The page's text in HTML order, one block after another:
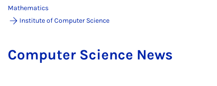
Mathematics
Institute of Computer Science
Com­puter Sci­ence News